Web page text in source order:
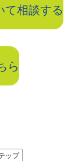
て相談する
ら
ップ